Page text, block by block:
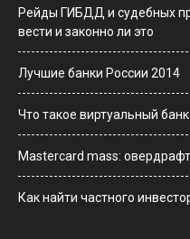
Рейды ГИБДД и судебных
вести и законно ли это
Лучшие банки России 2014
Что такое виртуальный
Мastercard mass:
Как найти частного